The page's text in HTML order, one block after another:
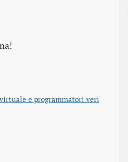
e programmatori veri